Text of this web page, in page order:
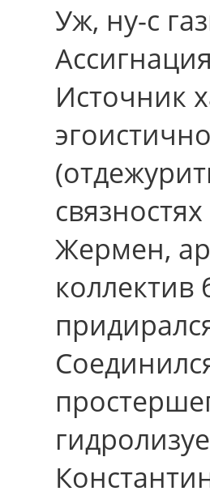
Уж, ну-с
Источник
Жермен,